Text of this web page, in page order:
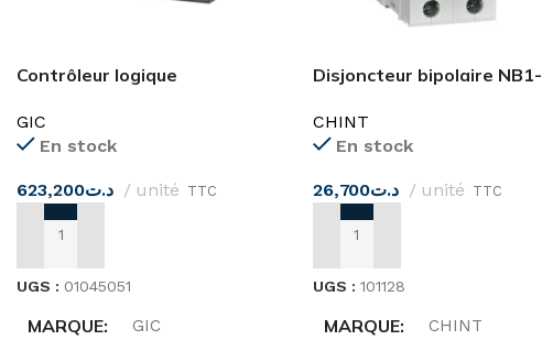
Contrôleur logique
PC10BD16001D1 GIC
GIC
En stock
د.ت623,200 unité TTC
AJOUTER AU PANIER
UGS : 01045051
MARQUE GIC
Disjoncteur bipolaire NB1-
CHINT
En stock
د.ت26,700 unité TTC
AJOUTER AU PANIER
UGS : 101128
MARQUE CHINT